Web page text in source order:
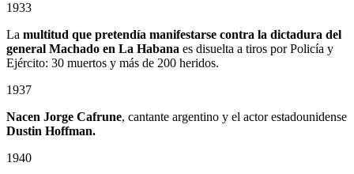
1933
La multitud que pretendía manifestarse contra la dictadura del
general Machado en La Habana es disuelta a tiros por Policía y
Ejército: 30 muertos y más de 200 heridos.
1937
Nacen Jorge Cafrune, cantante argentino y el actor estadounidense
Dustin Hoffman.
1940